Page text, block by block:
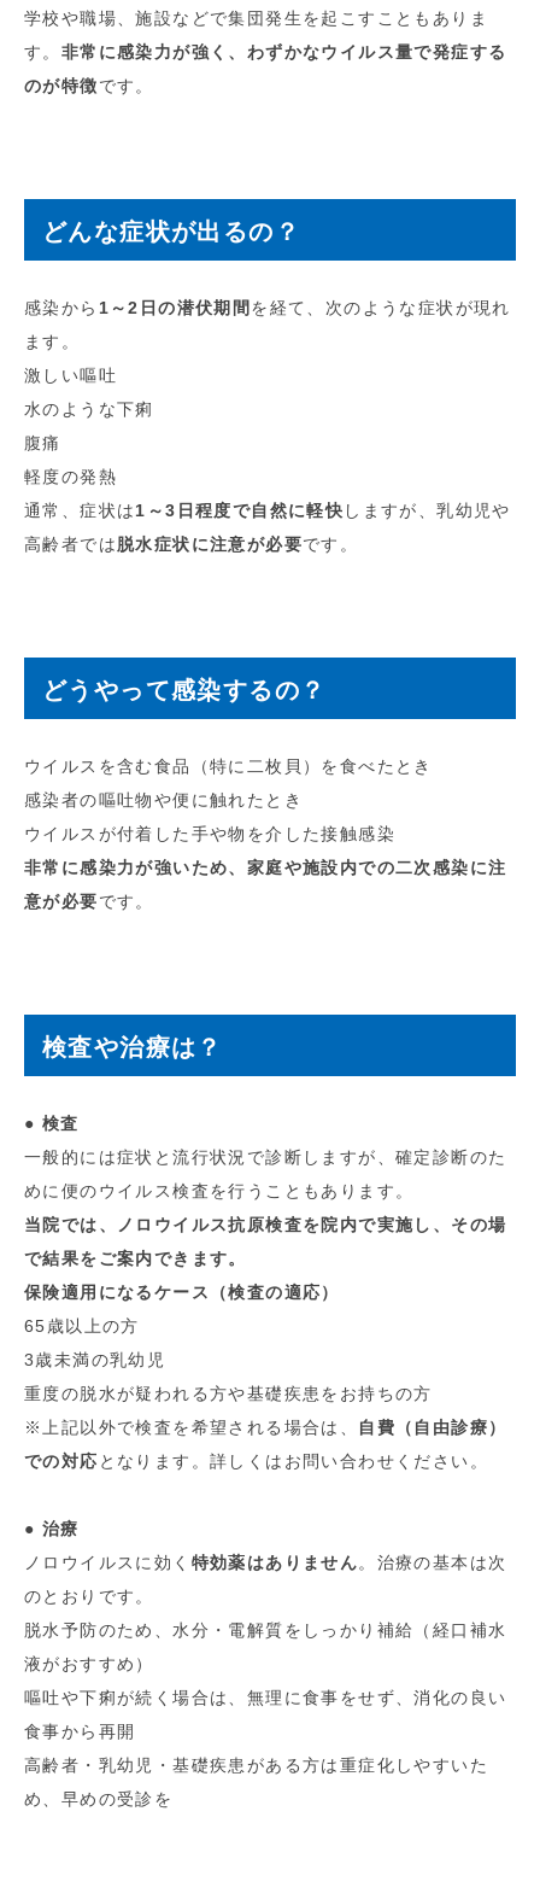
学校や職場、施設などで集団発生を起こすこともありま
す。 非常に感染力が強く、わずかなウイルス量で発症する
のが特徴です。
どんな症状が出るの？
感染から 1～2日の潜伏期間 を経て、次のような症状が現れ
ます。
激しい嘔吐
水のような下痢
腹痛
軽度の発熱
通常、症状は1～3日程度で自然に軽快 しますが、乳幼児や
高齢者では脱水症状に注意が必要です。
どうやって感染するの？
ウイルスを含む食品（特に二枚貝）を食べたとき
感染者の嘔吐物や便に触れたとき
ウイルスが付着した手や物を介した接触感染
非常に感染力が強いため、家庭や施設内での二次感染に注
意が必要です。
検査や治療は？
● 検査
一般的には症状と流行状況で診断しますが、確定診断のた
めに便のウイルス検査を行うこともあります。
当院では、ノロウイルス抗原検査を院内で実施し、その場
で結果をご案内できます。
保険適用になるケース（検査の適応）
65歳以上の方
3歳未満の乳幼児
重度の脱水が疑われる方や基礎疾患をお持ちの方
※上記以外で検査を希望される場合は、
自費（自由診療）
での対応 となります。詳しくはお問い合わせください。
● 治療
ノロウイルスに効く 特効薬はありません。治療の基本は次
のとおりです。
脱水予防のため、水分・電解質をしっかり補給（経口補水
液がおすすめ）
嘔吐や下痢が続く場合は、無理に食事をせず、消化の良い
食事から再開
高齢者・乳幼児・基礎疾患がある方は重症化しやすいた
め、早めの受診を